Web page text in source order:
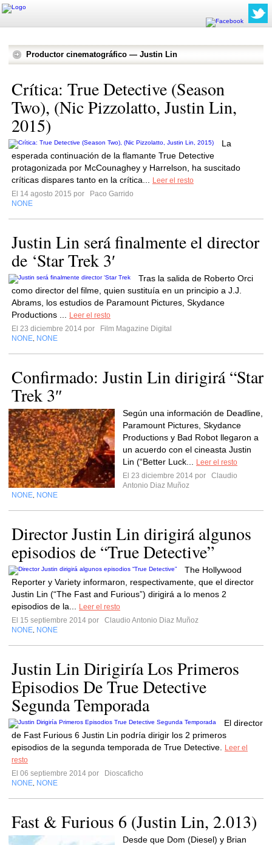
Productor cinematográfico — Justin Lin
Crítica: True Detective (Season
Two), (Nic Pizzolatto, Justin Lin,
2015)
La
esperada continuación de la flamante True Detective
protagonizada por McCounaghey y Harrelson, ha suscitado
críticas dispares tanto en la crítica...
Leer el resto
El 14 agosto 2015 por
Paco Garrido
NONE
Justin Lin será finalmente el director
de ‘Star Trek 3′
Tras la salida de Roberto Orci
como director del filme, quien sustituía en un principio a J.J.
Abrams, los estudios de Paramount Pictures, Skydance
Productions ...
Leer el resto
El 23 diciembre 2014 por
Film Magazine Digital
NONE NONE
Confirmado: Justin Lin dirigirá “Star
Trek 3″
Según una información de Deadline,
Paramount Pictures, Skydance
Productions y Bad Robot llegaron a
un acuerdo con el cineasta Justin
Lin (“Better Luck...
Leer el resto
El 23 diciembre 2014 por
Claudio
Antonio Diaz Muñoz
NONE NONE
Director Justin Lin dirigirá algunos
episodios de “True Detective”
The Hollywood
Reporter y Variety informaron, respectivamente, que el director
Justin Lin (“The Fast and Furious”) dirigirá a lo menos 2
episodios de la...
Leer el resto
El 15 septiembre 2014 por
Claudio Antonio Diaz Muñoz
NONE NONE
Justin Lin Dirigiría Los Primeros
Episodios De True Detective
Segunda Temporada
El director
de Fast Furious 6 Justin Lin podría dirigir los 2 primeros
episodios de la segunda temporada de True Detective.
Leer el
resto
El 06 septiembre 2014 por
Dioscaficho
NONE NONE
Fast & Furious 6 (Justin Lin, 2.013)
Desde que Dom (Diesel) y Brian